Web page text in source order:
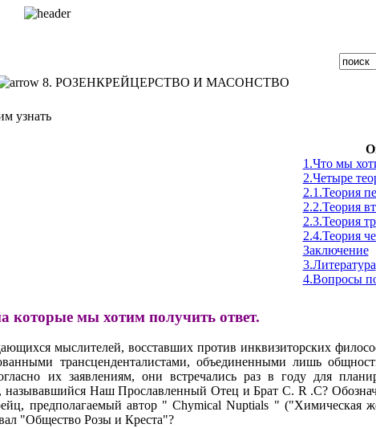
8. РОЗЕНКРЕЙЦЕРСТВО И МАСОНСТВО
узнать
1.Что мы
2.Четыре
2.1.Теория
2.2.Теория
2.3.Теория
2.4.Теория
Заключение
3.Литература
4.Вопросы
которые мы хотим получить ответ.
мыслителей, восставших против инквизиторских
трансценденталистами, объединенными лишь
их заявлениям, они встречались раз в году для
называвшийся Наш Прославленный Отец и Брат С. R .С?
предполагаемый автор " Chymical Nuptials " ("Химическая
"Общество Розы и Креста"?